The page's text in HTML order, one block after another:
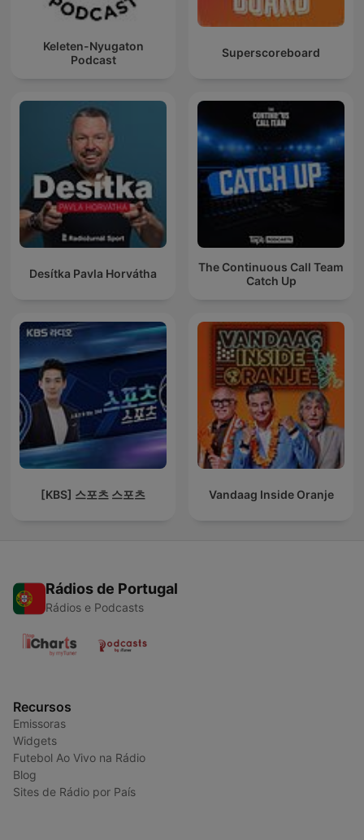
Keleten-Nyugaton
Podcast
Superscoreboard
Desítka Pavla Horvátha
The Continuous Call Team
Catch Up
[KBS] 스포츠 스포츠 Vandaag Inside Oranje
Rádios de Portugal
Rádios e Podcasts
Recursos
Emissoras
Widgets
Futebol Ao Vivo na Rádio
Blog
Sites de Rádio por País